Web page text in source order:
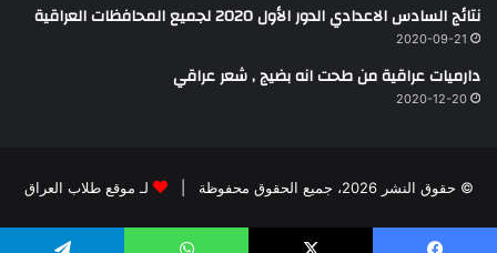
نتائج السادس الاعدادي الدور الأول 2020 لجميع المحافظات العراقية
2020-09-21
دارميات عراقية من طحت انه بضيج , شعر عراقي
2020-12-20
© حقوق النشر 2026، جميع الحقوق محفوظة | لـ موقع طلاب العراق